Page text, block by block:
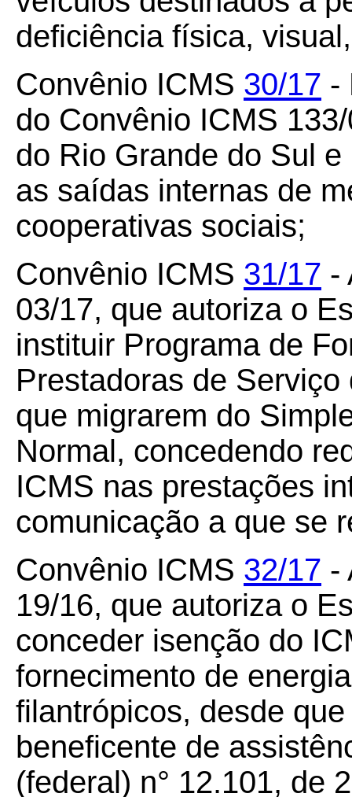
deficiência física,
Convênio ICMS 30/17 -
do Convênio ICMS
do Rio Grande do Sul
as saídas internas de
cooperativas sociais;
Convênio ICMS 31/17 -
03/17, que autoriza o
instituir Programa de
Prestadoras de
que migrarem do
Normal, concedendo
ICMS nas prestações
comunicação a que se
Convênio ICMS 32/17 -
19/16, que autoriza o
conceder isenção do
fornecimento de
filantrópicos, desde
beneficente de
(federal) n° 12.101, de